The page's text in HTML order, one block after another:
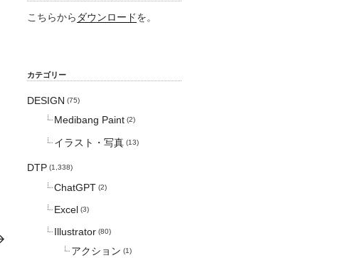
こちらから ダウンロードを。
カテゴリー
DESIGN (75)
Medibang Paint (2)
イラスト・写真 (13)
DTP (1,338)
ChatGPT (2)
Excel (3)
Illustrator (80)
アクション (1)